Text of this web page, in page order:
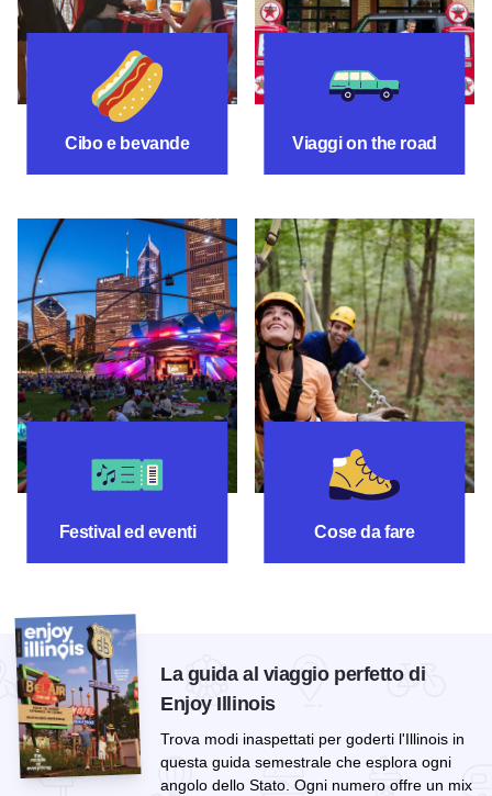
Cibo e bevande
Cibo e bevande
Viaggi on the road
Itinerari per un
Festival ed eventi
Festival ed eventi
Cose da fare
La guida al viaggio perfetto di
Enjoy Illinois
Trova modi inaspettati per goderti l'Illinois in
questa guida semestrale che esplora ogni
angolo dello Stato. Ogni numero offre un mix